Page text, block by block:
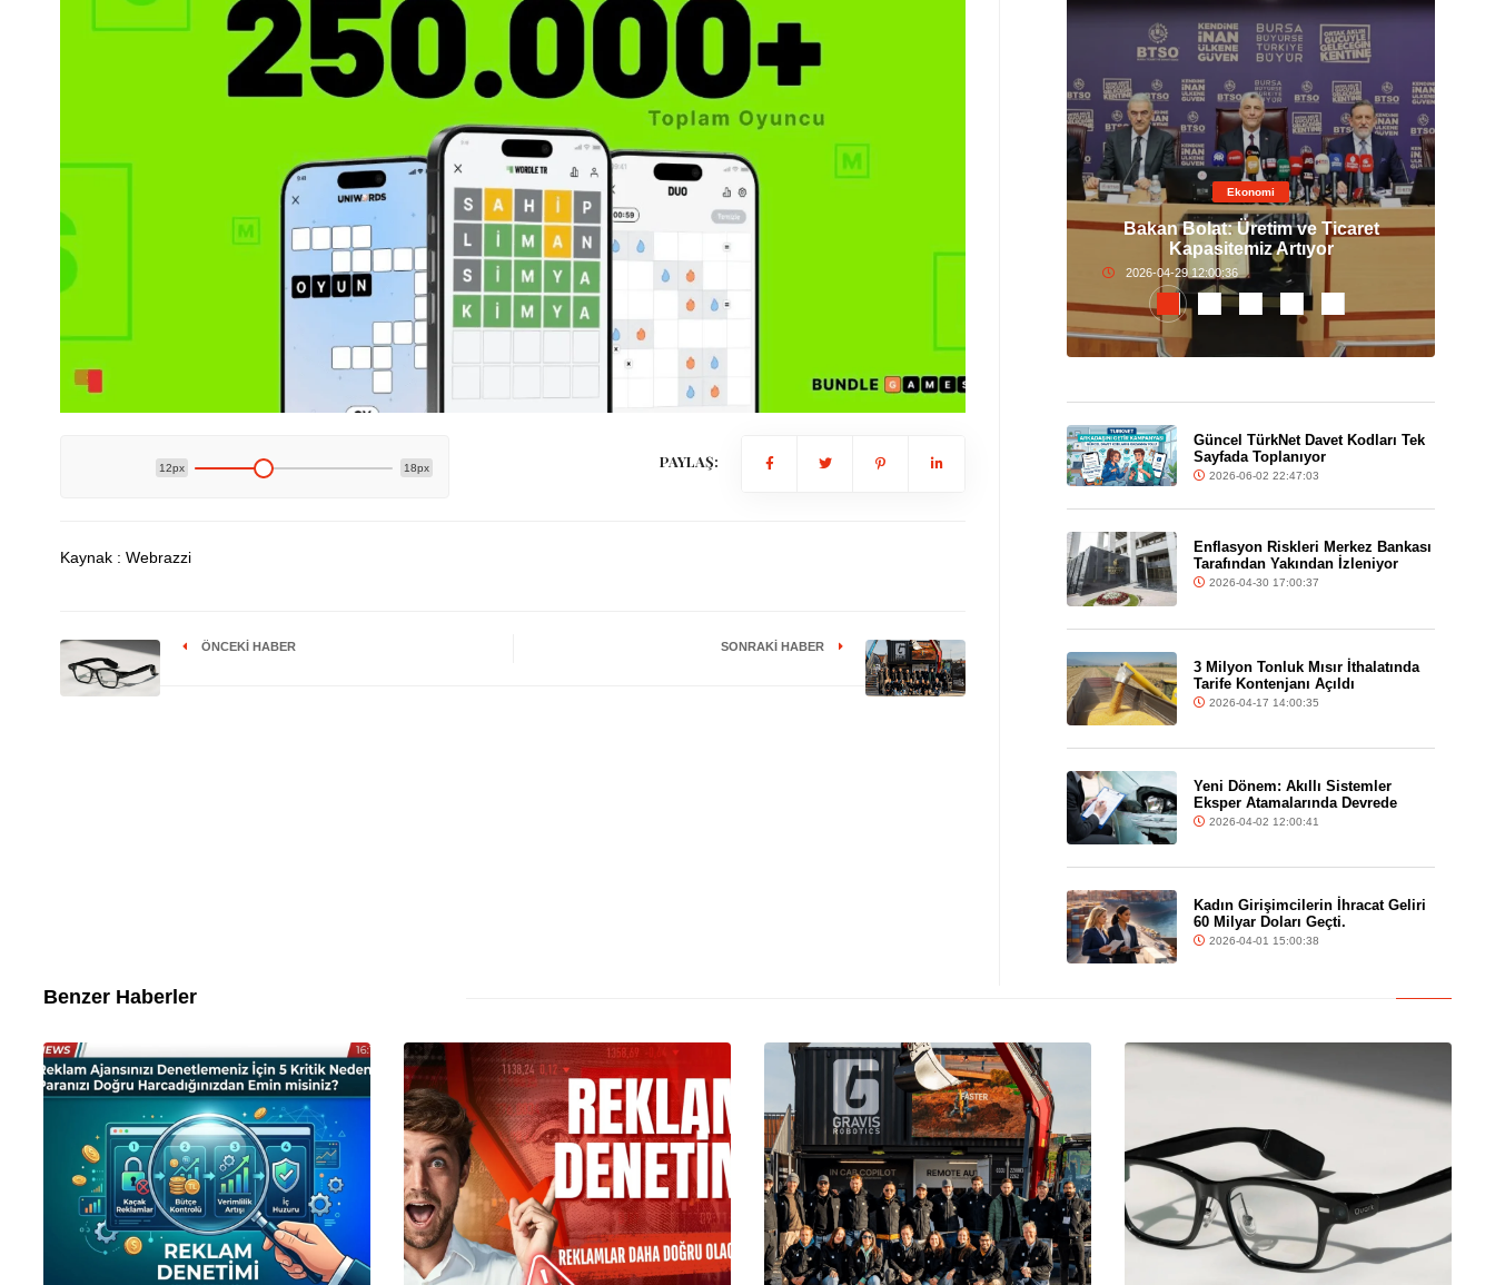
12px 18px PAYLAŞ:
Kaynak : Webrazzi
ÖNCEKI HABER SONRAKI HABER
Martta Zirve Mevduat Faizi Yıllıkta Altın
Seviyesine Ulaştı.
Ekonomi
Bakan Bolat: Üretim ve Ticaret
Kapasitemiz Artıyor
2026-04-29 12:00:36
Güncel TürkNet Davet Kodları Tek
Sayfada Toplanıyor
2026-06-02 22:47:03
Enflasyon Riskleri Merkez Bankası
Tarafından Yakından İzleniyor
2026-04-30 17:00:37
3 Milyon Tonluk Mısır İthalatında
Tarife Kontenjanı Açıldı
2026-04-17 14:00:35
Yeni Dönem: Akıllı Sistemler
Eksper Atamalarında Devrede
2026-04-02 12:00:41
Kadın Girişimcilerin İhracat Geliri
60 Milyar Doları Geçti.
2026-04-01 15:00:38
Benzer Haberler